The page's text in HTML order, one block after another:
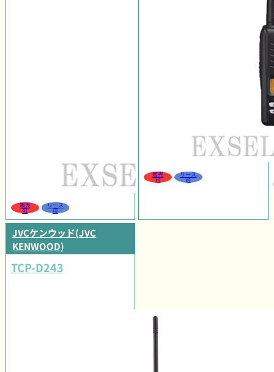
販売
可
リース
可
販売
可
リース
可
JVCケンウッド(JVC
KENWOOD)
TCP-D243